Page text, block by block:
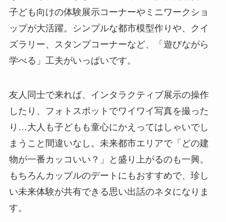
子ども向けの体験展示コーナーやミニワークショ
ップが大活躍。シンプルな都市模型作りや、クイ
ズラリー、スタンプコーナーなど、「遊びながら
学べる」工夫がいっぱいです。
友人同士で来れば、インタラクティブ展示の操作
したり、フォトスポットでワイワイ写真を撮った
り…大人も子どもも童心にかえってはしゃいでし
まうこと間違いなし。未来都市エリアで「どの建
物が一番カッコいい？」と盛り上がるのも一興。
もちろんカップルのデートにもおすすめで、珍し
い未来体験が共有できる思い出話のネタになりま
す。